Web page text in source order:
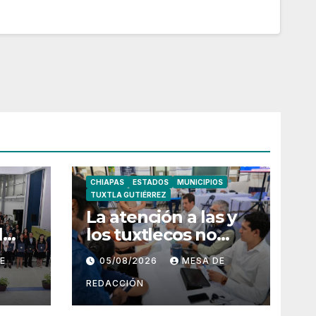
CHIAPAS ESTADOS
MUNICIPIOS
TUXTLA GUTIÉRREZ
La atención a las y
los tuxtlecos no
tiene horario: Angel
Torres
05/08/2026 MESA DE
REDACCIÓN